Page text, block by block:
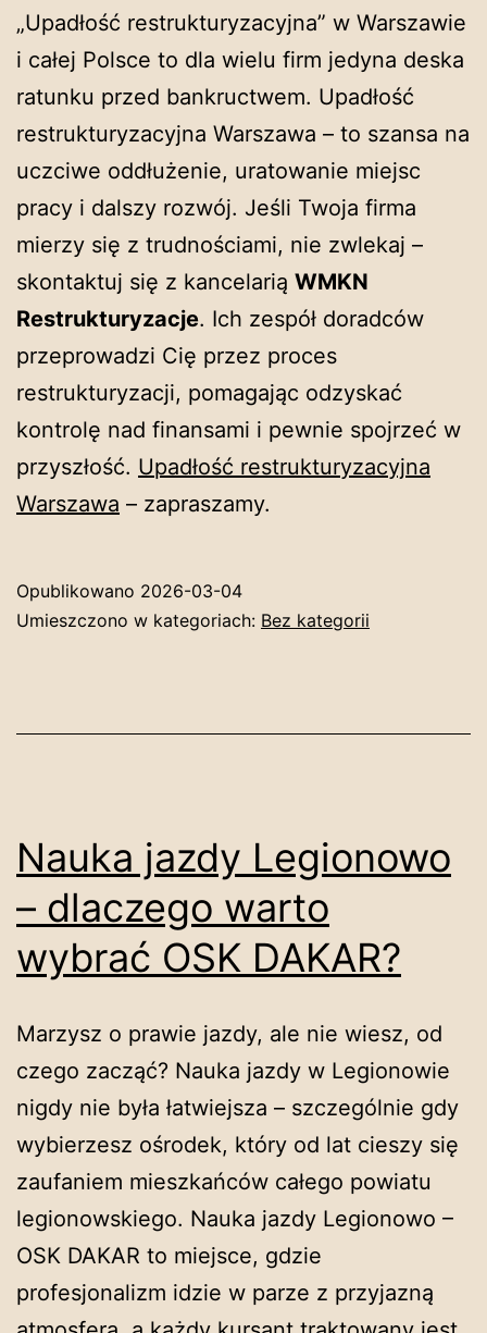
„Upadłość restrukturyzacyjna” w Warszawie
i całej Polsce to dla wielu firm jedyna deska
ratunku przed bankructwem. Upadłość
restrukturyzacyjna Warszawa – to szansa na
uczciwe oddłużenie, uratowanie miejsc
pracy i dalszy rozwój. Jeśli Twoja firma
mierzy się z trudnościami, nie zwlekaj –
skontaktuj się z kancelarią WMKN
Restrukturyzacje. Ich zespół doradców
przeprowadzi Cię przez proces
restrukturyzacji, pomagając odzyskać
kontrolę nad finansami i pewnie spojrzeć w
przyszłość. Upadłość restrukturyzacyjna
Warszawa – zapraszamy.
Opublikowano 2026-03-04
Umieszczono w kategoriach: Bez kategorii
Nauka jazdy Legionowo
– dlaczego warto
wybrać OSK DAKAR?
Marzysz o prawie jazdy, ale nie wiesz, od
czego zacząć? Nauka jazdy w Legionowie
nigdy nie była łatwiejsza – szczególnie gdy
wybierzesz ośrodek, który od lat cieszy się
zaufaniem mieszkańców całego powiatu
legionowskiego. Nauka jazdy Legionowo –
OSK DAKAR to miejsce, gdzie
profesjonalizm idzie w parze z przyjazną